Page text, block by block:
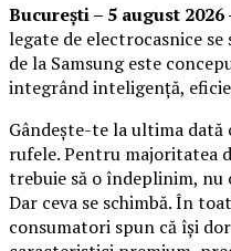
București – 5 august 2026
legate de electrocasnice se
de la Samsung este
integrând inteligență,
Gândește-te la ultima
rufele. Pentru majoritatea
trebuie să o îndeplinim, nu
Dar ceva se schimbă. În
consumatori spun că își